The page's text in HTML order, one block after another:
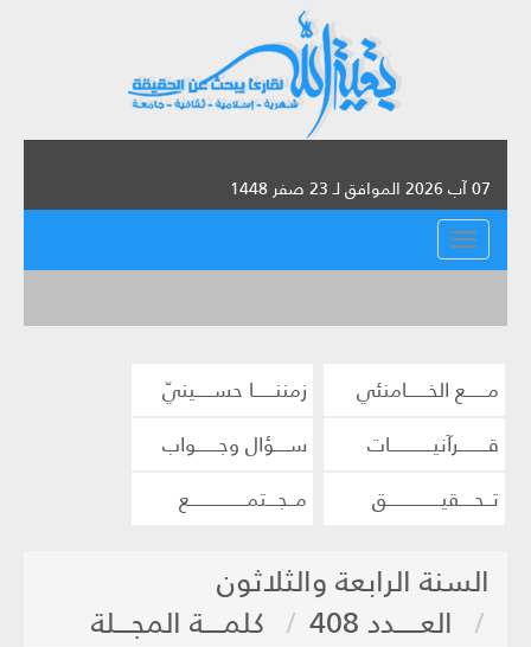
07 آب 2026 الموافق لـ 23 صفر 1448
القائمة
مــــــع الخــــــامنئي
زمننــــــا حســـــينيّ
قــــــــرآنيــــــــــــات
ســــؤال وجــــــواب
تــحــــقيـــــــــــــــق
مــجـــتمــــــــــــــــع
السنة الرابعة والثلاثون
العـــــدد 408
كلمــــة المجـــلة